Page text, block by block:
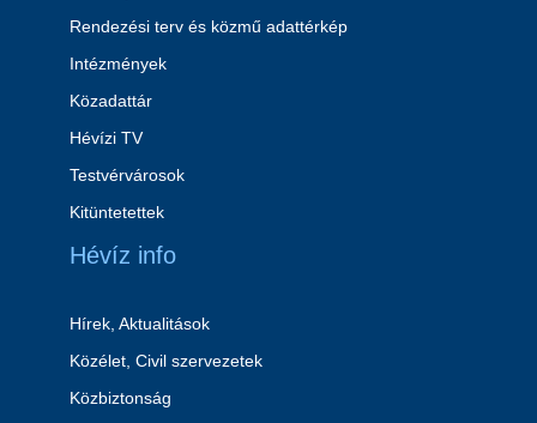
Rendezési terv és közmű adattérkép
Intézmények
Közadattár
Hévízi TV
Testvérvárosok
Kitüntetettek
Hévíz info
Hírek, Aktualitások
Közélet, Civil szervezetek
Közbiztonság